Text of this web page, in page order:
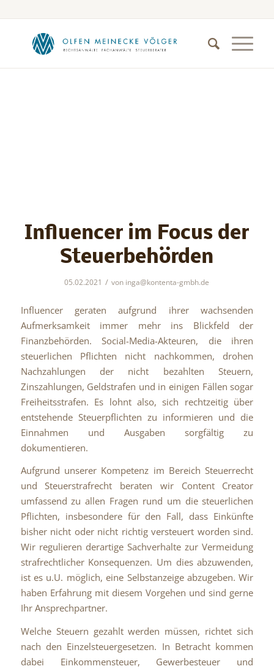
Influencer im Focus der
Steuerbehörden
05.02.2021 / von inga@kontenta-gmbh.de
Influencer geraten aufgrund ihrer wachsenden
Aufmerksamkeit immer mehr ins Blickfeld der
Finanzbehörden. Social-Media-Akteuren, die ihren
steuerlichen Pflichten nicht nachkommen, drohen
Nachzahlungen der nicht bezahlten Steuern,
Zinszahlungen, Geldstrafen und in einigen Fällen sogar
Freiheitsstrafen. Es lohnt also, sich rechtzeitig über
entstehende Steuerpflichten zu informieren und die
Einnahmen und Ausgaben sorgfältig zu
dokumentieren.
Aufgrund unserer Kompetenz im Bereich Steuerrecht
und Steuerstrafrecht beraten wir Content Creator
umfassend zu allen Fragen rund um die steuerlichen
Pflichten, insbesondere für den Fall, dass Einkünfte
bisher nicht oder nicht richtig versteuert worden sind.
Wir regulieren derartige Sachverhalte zur Vermeidung
strafrechtlicher Konsequenzen. Um dies abzuwenden,
ist es u.U. möglich, eine Selbstanzeige abzugeben. Wir
haben Erfahrung mit diesem Vorgehen und sind gerne
Ihr Ansprechpartner.
Welche Steuern gezahlt werden müssen, richtet sich
nach den Einzelsteuergesetzen. In Betracht kommen
dabei Einkommensteuer, Gewerbesteuer und